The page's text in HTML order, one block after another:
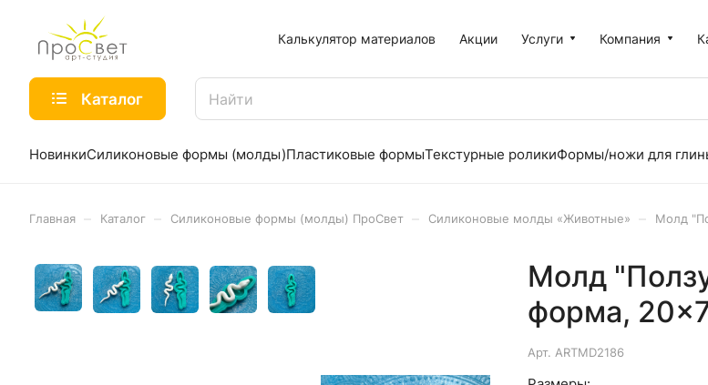
Калькулятор материалов Акции Услуги Компания
Каталог
НовинкиСиликоновые формы (молды)Пластиковые формыТекстурные роликиФормы/ножи для
Главная Каталог Силиконовые формы (молды) ПроСвет Силиконовые молды «Животные» Молд
Молд
форма,
Арт. ARTMD2186